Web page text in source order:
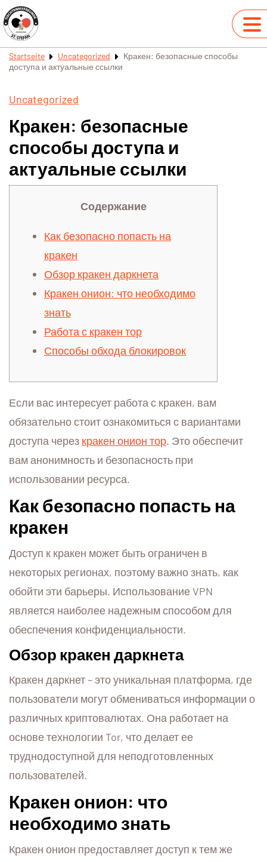
Startseite Uncategorized
Кракен: безопасные способы
доступа и актуальные ссылки
Uncategorized
Кракен: безопасные
способы доступа и
актуальные ссылки
Содержание
Как безопасно попасть на
кракен
Обзор кракен даркнета
Кракен онион: что необходимо
знать
Работа с кракен тор
Способы обхода блокировок
Если вас интересует работа с кракен, вам
обязательно стоит ознакомиться с вариантами
доступа через кракен онион тор. Это обеспечит
вам анонимность и безопасность при
использовании ресурса.
Как безопасно попасть на
кракен
Доступ к кракен может быть ограничен в
некоторых регионах, поэтому важно знать, как
обойти эти барьеры. Использование VPN
является наиболее надежным способом для
обеспечения конфиденциальности.
Обзор кракен даркнета
Кракен даркнет – это уникальная платформа, где
пользователи могут обмениваться информации о
различных криптовалютах. Она работает на
основе технологии Tor, что делает ее
труднодоступной для неподготовленных
пользователей.
Кракен онион: что
необходимо знать
Кракен онион предоставляет доступ к тем же